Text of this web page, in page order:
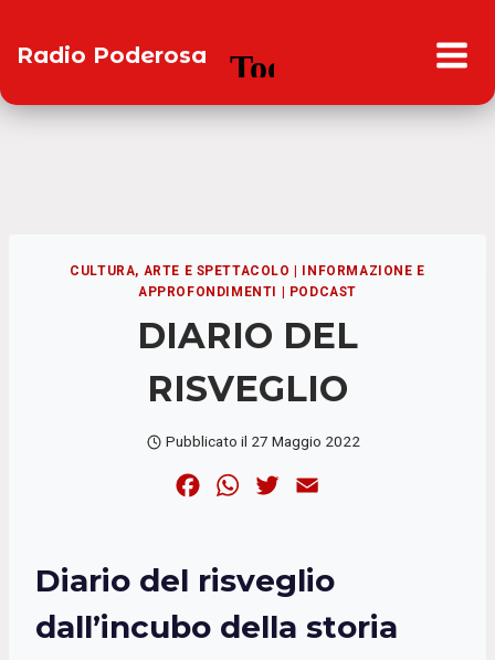
Radio Poderosa
CULTURA, ARTE E SPETTACOLO
INFORMAZIONE E
APPROFONDIMENTI
PODCAST
DIARIO DEL
RISVEGLIO
Pubblicato il 27 Maggio 2022
e
o
W
t
A
t
e
i
Diario del risveglio
dall’incubo della storia